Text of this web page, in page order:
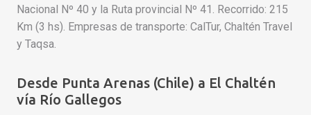
Nacional Nº 40 y la Ruta provincial Nº 41. Recorrido: 215
Km (3 hs). Empresas de transporte: CalTur, Chaltén Travel
y Taqsa.
Desde Punta Arenas (Chile) a El Chaltén
vía Río Gallegos